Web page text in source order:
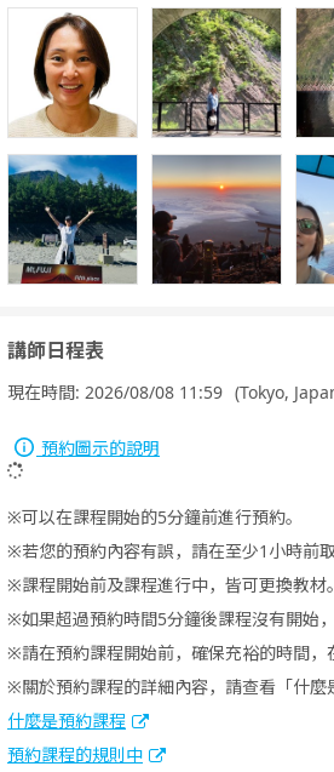
講師日程表
現在時間: 2026/08/08 11:59 (Tokyo,
預約圖示的說明
可以在課程開始的5分鐘前進行預約。
若您的預約內容有誤，請在至少1小時前
課程開始前及課程進行中，皆可更換教材
如果超過預約時間5分鐘後課程沒有開始
請在預約課程開始前，確保充裕的時間，
關於預約課程的詳細內容，請查看「什麼
什麼是預約課程
預約課程的規則中